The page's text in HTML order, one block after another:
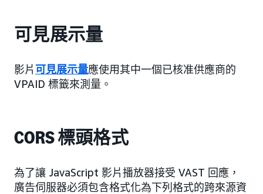
可見展示量
影片 可見展示量應使用其中一個已核准供應商的
VPAID 標籤來測量。
CORS 標頭格式
為了讓 JavaScript 影片播放器接受 VAST 回應，
廣告伺服器必須包含格式化為下列格式的跨來源資